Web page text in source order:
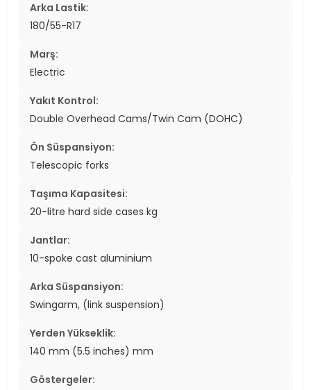
Arka Lastik:
180/55-R17
Marş:
Electric
Yakıt Kontrol:
Double Overhead Cams/Twin Cam (DOHC)
Ön Süspansiyon:
Telescopic forks
Taşıma Kapasitesi:
20-litre hard side cases kg
Jantlar:
10-spoke cast aluminium
Arka Süspansiyon:
Swingarm, (link suspension)
Yerden Yükseklik:
140 mm (5.5 inches) mm
Göstergeler: